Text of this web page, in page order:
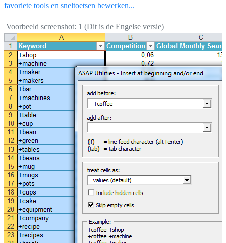
favoriete tools en sneltoetsen bewerken...
Voorbeeld screenshot: 1 (Dit is de Engelse versie)